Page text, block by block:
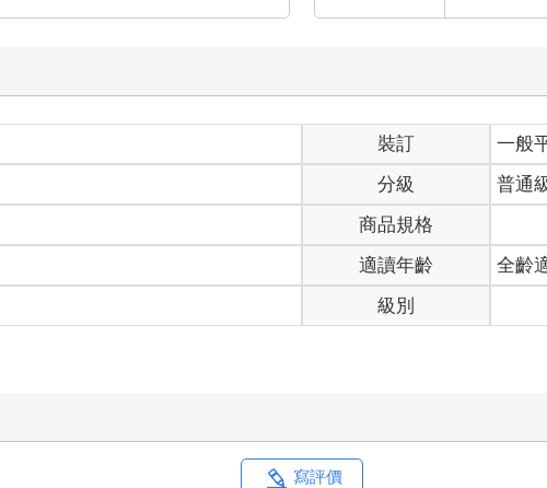
裝訂
一般
分級
普通
商品規格
適讀年齡
全齡
級別
寫評價